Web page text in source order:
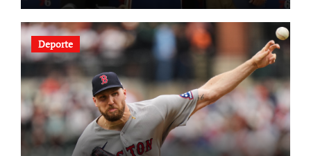
Deporte